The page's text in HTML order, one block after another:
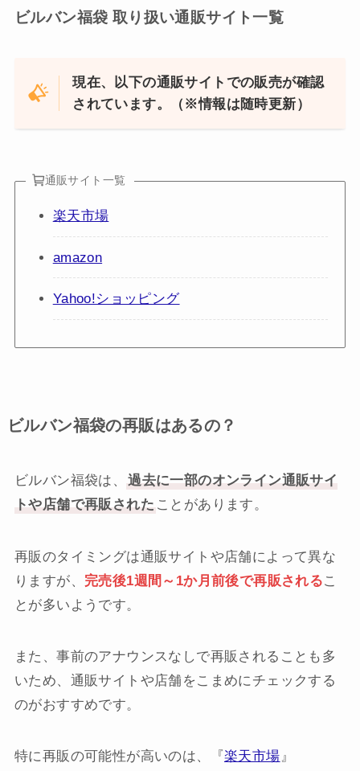
ビルバン福袋 取り扱い通販サイト一覧
現在、以下の通販サイトでの販売が確認
されています。（※情報は随時更新）
通販サイト一覧
楽天市場
amazon
Yahoo!ショッピング
ビルバン福袋の再販はあるの？
ビルバン福袋は、
過去に一部のオンライン通販サイ
トや店舗で再販された ことがあります。
再販のタイミングは通販サイトや店舗によって異な
りますが、 完売後1週間～1か月前後で再販されるこ
とが多いようです。
また、事前のアナウンスなしで再販されることも多
いため、通販サイトや店舗をこまめにチェックする
のがおすすめです。
特に再販の可能性が高いのは、『楽天市場 』